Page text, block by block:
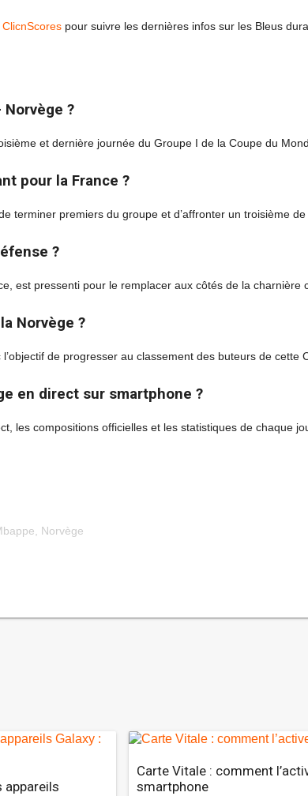
pour suivre les dernières infos sur les Bleus
Norvège ?
et dernière journée du Groupe I de la Coupe du
pour la France ?
terminer premiers du groupe et d’affronter un troisième
?
est pressenti pour le remplacer aux côtés de la charnière
Norvège ?
de progresser au classement des buteurs de cette
en direct sur smartphone ?
les compositions officielles et les statistiques de chaque
Norvège
appareils
Carte Vitale : comment
smartphone